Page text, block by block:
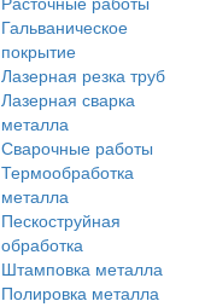
Гальваническое
покрытие
Лазерная резка труб
Лазерная сварка
металла
Сварочные работы
Термообработка
металла
Пескоструйная
обработка
Штамповка металла
Полировка металла